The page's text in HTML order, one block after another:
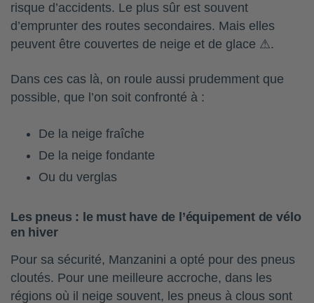
risque d’accidents. Le plus sûr est souvent
d’emprunter des routes secondaires. Mais elles
peuvent être couvertes de neige et de glace ⚠.
Dans ces cas là, on roule aussi prudemment que
possible, que l’on soit confronté à :
De la neige fraîche
De la neige fondante
Ou du verglas
Les pneus : le must have de l’équipement de vélo
en hiver
Pour sa sécurité, Manzanini a opté pour des pneus
cloutés. Pour une meilleure accroche, dans les
régions où il neige souvent, les pneus à clous sont